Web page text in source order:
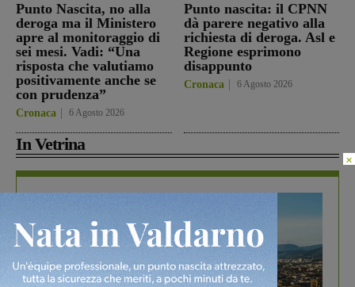
Punto Nascita, no alla
deroga ma il Ministero
apre al monitoraggio di
sei mesi. Vadi: “Una
risposta che valutiamo
positivamente anche se
con prudenza”
Cronaca 6 Agosto 2026
Punto nascita: il CPNN
dà parere negativo alla
richiesta di deroga. Asl e
Regione esprimono
disappunto
Cronaca 6 Agosto 2026
In Vetrina
×